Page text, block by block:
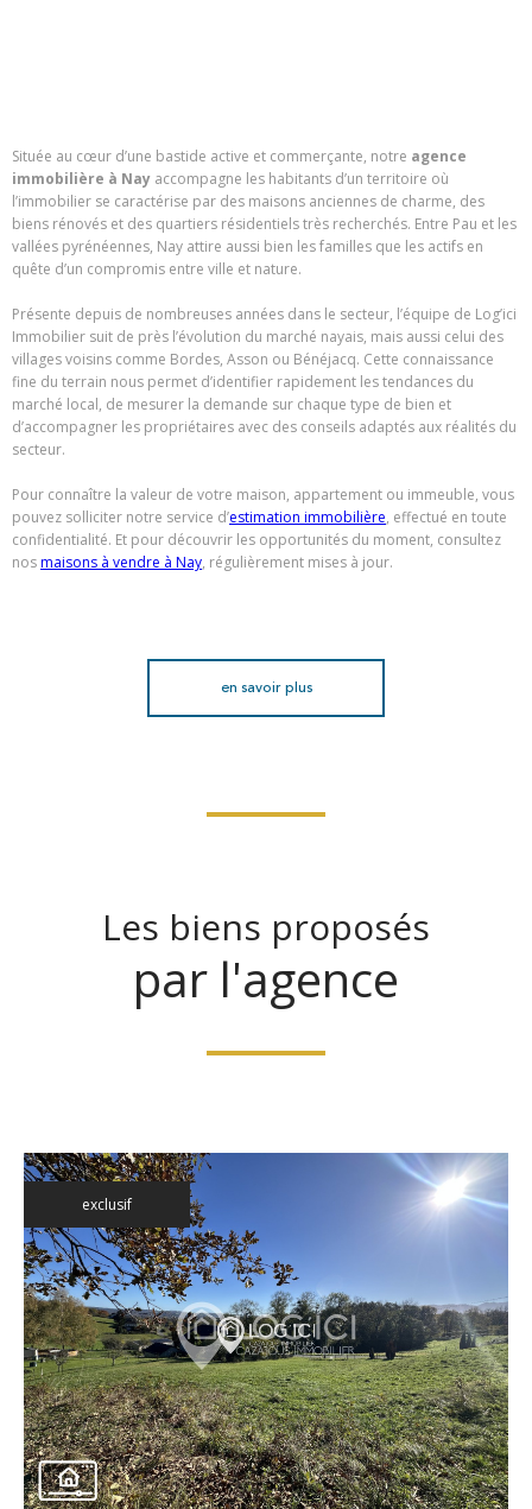
Située au cœur d’une bastide active et commerçante, notre agence
immobilière à Nay accompagne les habitants d’un territoire où
l’immobilier se caractérise par des maisons anciennes de charme, des
biens rénovés et des quartiers résidentiels très recherchés. Entre Pau et les
vallées pyrénéennes, Nay attire aussi bien les familles que les actifs en
quête d’un compromis entre ville et nature.
Présente depuis de nombreuses années dans le secteur, l’équipe de Log’ici
Immobilier suit de près l’évolution du marché nayais, mais aussi celui des
villages voisins comme Bordes, Asson ou Bénéjacq. Cette connaissance
fine du terrain nous permet d’identifier rapidement les tendances du
marché local, de mesurer la demande sur chaque type de bien et
d’accompagner les propriétaires avec des conseils adaptés aux réalités du
secteur.
Pour connaître la valeur de votre maison, appartement ou immeuble, vous
pouvez solliciter notre service d’estimation immobilière, effectué en toute
confidentialité. Et pour découvrir les opportunités du moment, consultez
nosmaisons à vendre à Nay, régulièrement mises à jour.
en savoir plus
Les biens proposés
par l'agence
exclusif
voir le
bien